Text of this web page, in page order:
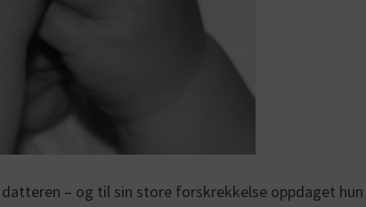
– og til sin store forskrekkelse oppdaget